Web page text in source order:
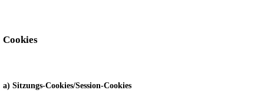
Cookies
a) Sitzungs-Cookies/Session-Cookies